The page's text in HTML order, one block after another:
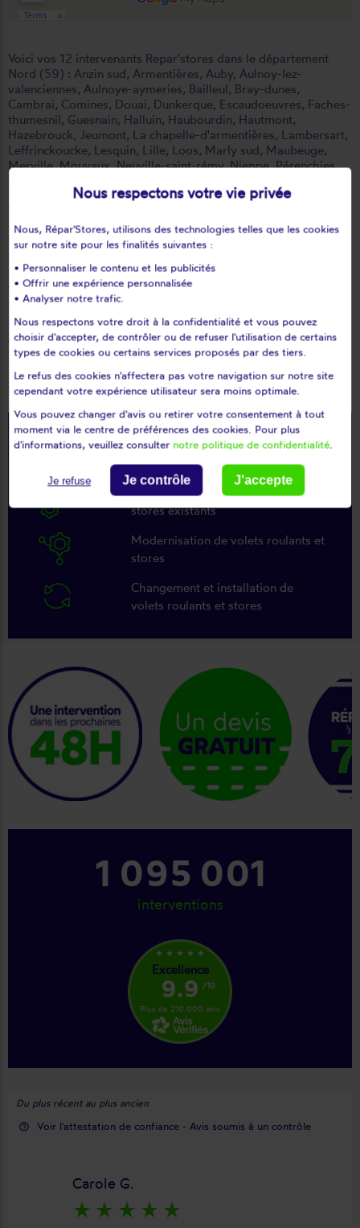
Voici vos 12 intervenants Repar'stores dans le département
Nord (59) : Anzin sud, Armentières, Auby, Aulnoy-lez-
valenciennes, Aulnoye-aymeries, Bailleul , Bray-dunes,
Cambrai, Comines, Douai, Dunkerque, Escaudoeuvres, Faches-
thumesnil , Guesnain, Halluin, Haubourdin, Hautmont,
Hazebrouck, Jeumont, La chapelle-d'armentières, Lambersart,
Leffrinckoucke, Lesquin, Lille, Loos, Marly sud, Maubeuge,
Merville,Mouvaux,Neuville-saint-rémy,Nieppe,Pérenchies,
Valenciennes,Villeneuve-d'ascq, Wattignies
maximum dans le département Nord, prenez rendez-vous avec
l'un de nos spécialistes. Le devis est gratuit !
motorisation de vos volets roulants, de vos stores et de vos
velux dans le département Nord, sur toutes marques : Somfy,
Bubendorff, Lakal, Nice, Profalux, Simu, etc. par des
professionnels.
Contacteznos intervenants Répar'stores partout en France
Nos prestations
Réparation de volets roulants et
stores
Motorisation de volets roulants ou
stores existants
Modernisation de volets roulants et
stores
Changement et installation de
volets roulants et stores
keyboard_arrow_right
1 228 001
interventions
star_rate star_rate star_rate star_rate star_rate
Excellence
9.9 /10
Plus de 210 000 avis
Du plus récent au plus ancien
help_outline Voir l'attestation de confiance - Avis soumis à un contrôle
Carole G.
star_rate star_rate star_rate star_rate star_rate
Nous respectons votre vie privée
Nous, Répar'Stores, utilisons des technologies telles que les cookies
sur notre site pour les finalités suivantes :
• Personnaliser le contenu et les publicités
• Offrir une expérience personnalisée
• Analyser notre trafic.
Nous respectons votre droit à la confidentialité et vous pouvez
choisir d'accepter, de contrôler ou de refuser l'utilisation de certains
types de cookies ou certains services proposés par des tiers.
Le refus des cookies n'affectera pas votre navigation sur notre site
cependant votre expérience utilisateur sera moins optimale.
Vous pouvez changer d'avis ou retirer votre consentement à tout
moment via le centre de préférences des cookies. Pour plus
d'informations, veuillez consulter notre politique de confidentialité.
Je refuse Je contrôle J'accepte